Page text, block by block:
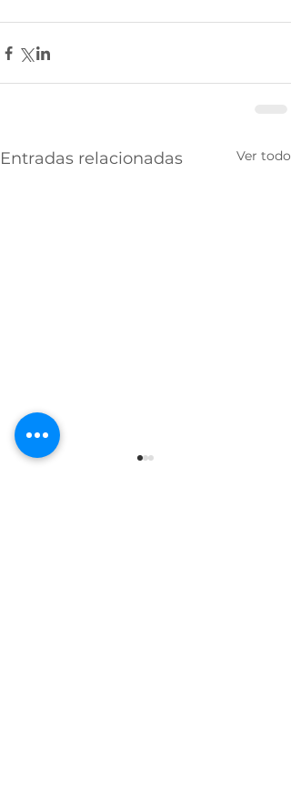
Entradas relacionadas Ver todo